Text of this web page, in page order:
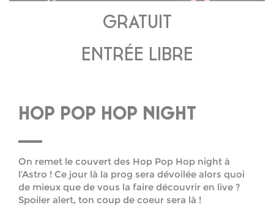
GRATUIT
ENTRÉE LIBRE
HOP POP HOP NIGHT
On remet le couvert des Hop Pop Hop night à
l’Astro ! Ce jour là la prog sera dévoilée alors quoi
de mieux que de vous la faire découvrir en live ?
Spoiler alert, ton coup de coeur sera là !